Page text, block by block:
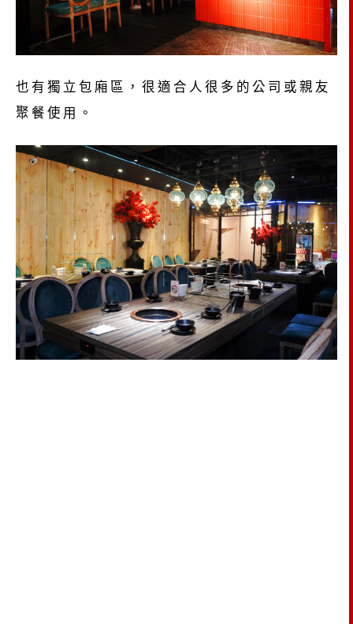
也有獨立包廂區，很適合人很多的公司或親友
聚餐使用。